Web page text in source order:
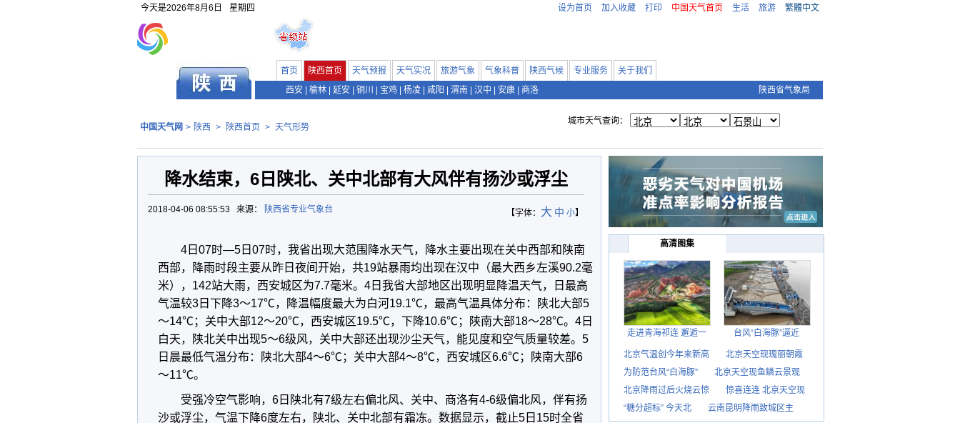
今天是2026年8月6日 星期四 设为首页 加入收藏 打印 中国天气首页 生活 旅游 繁體中文
首页 陕西首页 天气预报 天气实况 旅游气象 气象科普 陕西气候 专业服务
关于我们
西安
榆林 延安 铜川 宝鸡 杨凌 咸阳 渭南 汉中 安康 商洛 陕西省气象局
中国天气网 > 陕西 > 陕西首页 > 天气形势
城市天气查询：
降水结束，6日陕北、关中北部有大风伴有扬沙或浮尘
【字体： 大 中 小】
2018-04-06 08:55:53 来源： 陕西省专业气象台
4日07时—5日07时，我省出现大范围降水天气，降水主要出现在关中西部和陕南
西部，降雨时段主要从昨日夜间开始，共19站暴雨均出现在汉中（最大西乡左溪90.2毫
米），142站大雨，西安城区为7.7毫米。4日我省大部地区出现明显降温天气，日最高
气温较3日下降3～17℃，降温幅度最大为白河19.1℃，最高气温具体分布：陕北大部5
～14℃；关中大部12～20℃，西安城区19.5℃，下降10.6℃；陕南大部18～28℃。4日
白天，陕北关中出现5～6级风，关中大部还出现沙尘天气，能见度和空气质量较差。5
日晨最低气温分布：陕北大部4～6℃；关中大部4～8℃，西安城区6.6℃；陕南大部6
～11℃。
受强冷空气影响，6日陕北有7级左右偏北风、关中、商洛有4-6级偏北风，伴有扬
沙或浮尘，气温下降6度左右，陕北、关中北部有霜冻。数据显示，截止5日15时全省
高清图集
走进青海祁连 邂逅一 台风“白海豚”逼近
北京气温创今年来新高
北京天空现瑰丽朝霞
为防范台风“白海豚”
北京天空现鱼鳞云景观
北京降雨过后火烧云惊
惊喜连连 北京天空现
“糖分超标” 今天北
云南昆明降雨致城区主